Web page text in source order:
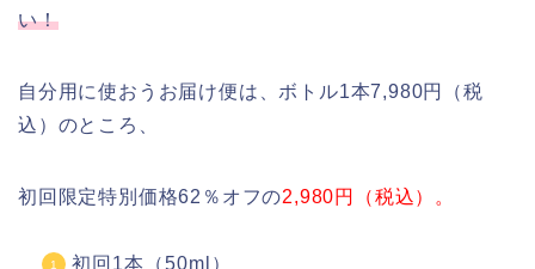
い！
自分用に使おうお届け便は、ボトル1本7,980円（税
込）のところ、
初回限定特別価格62％オフの2,980円（税込）。
初回1本（50ml）